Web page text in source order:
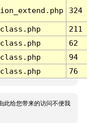
324
211
62
94
76
此给您带来的访问不便我